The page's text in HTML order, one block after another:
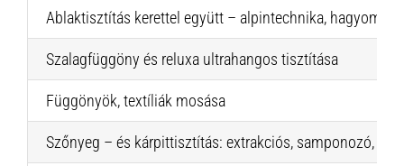
Ablaktisztítás kerettel együtt – alpintechnika,
Szalagfüggöny és reluxa ultrahangos tisztítása
Függönyök, textíliák mosása
Szőnyeg – és kárpittisztítás: extrakciós, samponozó,